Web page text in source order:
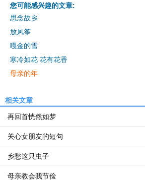
您可能感兴趣的文章:
思念故乡
放风筝
嘎金的雪
寒冷如花 花有花香
母亲的年
相关文章
再回首恍然如梦
关心女朋友的短句
乡愁这只虫子
母亲教会我节俭